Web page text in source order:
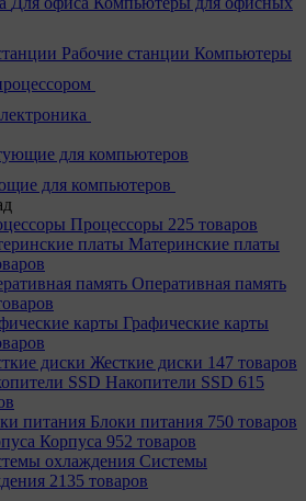
Рабочие станции Компьютеры
для компьютеров
Процессоры 225 товаров
Материнcкие платы
Оперативная память
Графические карты
Жесткие диски 147 товаров
Накопители SSD 615
Блоки питания 750 товаров
Корпуса 952 товаров
Системы
2135 товаров